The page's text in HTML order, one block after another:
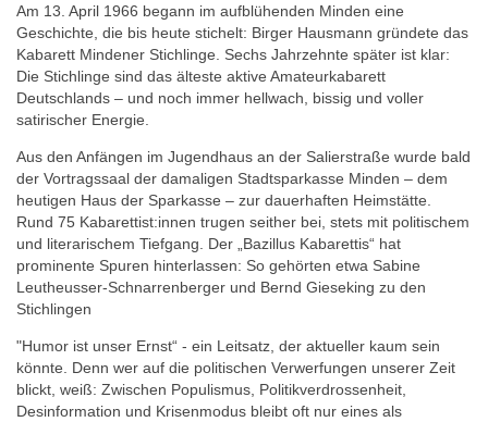
Am 13. April 1966 begann im aufblühenden Minden eine
Geschichte, die bis heute stichelt: Birger Hausmann gründete das
Kabarett Mindener Stichlinge. Sechs Jahrzehnte später ist klar:
Die Stichlinge sind das älteste aktive Amateurkabarett
Deutschlands – und noch immer hellwach, bissig und voller
satirischer Energie.
Aus den Anfängen im Jugendhaus an der Salierstraße wurde bald
der Vortragssaal der damaligen Stadtsparkasse Minden – dem
heutigen Haus der Sparkasse – zur dauerhaften Heimstätte.
Rund 75 Kabarettist:innen trugen seither bei, stets mit politischem
und literarischem Tiefgang. Der „Bazillus Kabarettis“ hat
prominente Spuren hinterlassen: So gehörten etwa Sabine
Leutheusser‑Schnarrenberger und Bernd Gieseking zu den
Stichlingen
"Humor ist unser Ernst“ - ein Leitsatz, der aktueller kaum sein
könnte. Denn wer auf die politischen Verwerfungen unserer Zeit
blickt, weiß: Zwischen Populismus, Politikverdrossenheit,
Desinformation und Krisenmodus bleibt oft nur eines als